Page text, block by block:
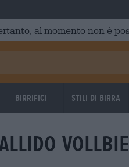
al momento non è
Birrifici Stili di birra